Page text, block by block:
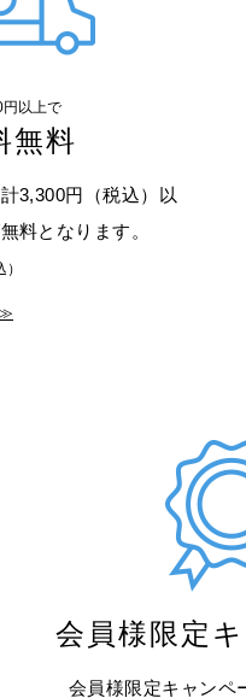
円以上で
無料
3,300円（税込）以
料となります。
≫
会員様限定
会員様限定キャンペ